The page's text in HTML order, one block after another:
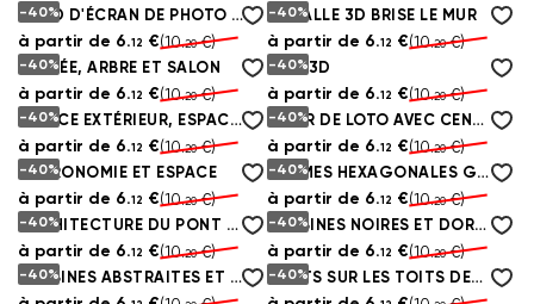
-40% FOND D'ÉCRAN DE PHOTO BLEU MINÉRAL
à partir de 6.12 €(10.20€)
-40%
LA BALLE 3D BRISE LE MUR
à partir de 6.12 €(10.20€)
-40%
ENTRÉE, ARBRE ET SALON
à partir de 6.12 €(10.20€)
-40%
MIEL 3D
à partir de 6.12 €(10.20€)
-40% ESPACE EXTÉRIEUR, ESPACE ET VAISSEAUX SPATIAUX
à partir de 6.12 €(10.20€)
-40% FLEUR DE LOTO AVEC CENTRE ROUGE
à partir de 6.12 €(10.20€)
-40%
ASTRONOMIE ET ESPACE
à partir de 6.12 €(10.20€)
-40% FORMES HEXAGONALES GRISES
à partir de 6.12 €(10.20€)
-40% ARCHITECTURE DU PONT DE BROOKLYN
à partir de 6.12 €(10.20€)
-40% TURBINES NOIRES ET DORÉES
à partir de 6.12 €(10.20€)
-40% TURBINES ABSTRAITES ET BOULES BLANCHES -40% CHATS SUR LES TOITS DES MAISONS